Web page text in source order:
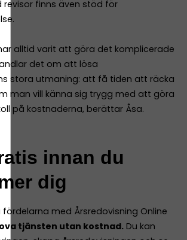
revisor finns även stöd för
alltid varit att göra det komplicerade
det om att lösa
stora utmaning: att få tiden att räcka
man vill känna sig trygg med att göra
på kostnaderna, berättar Åsa.
innan du
dig
med Årsredovisning Online
tjänsten utan kostnad. Du kan